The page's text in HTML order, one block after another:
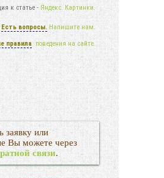
к статье - Яндекс. Картинки.
Есть вопросы. Напишите нам.
правила поведения на сайте.
заявку или
Вы можете через
связи.